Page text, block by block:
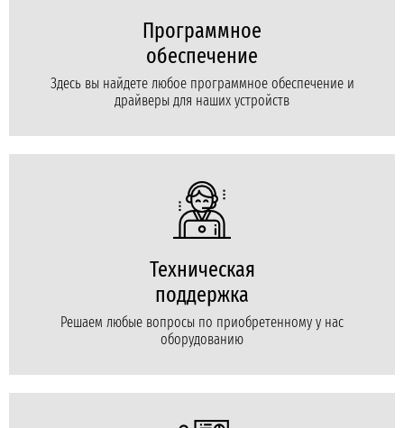
Программное
обеспечение
Здесь вы найдете любое программное обеспечение и
драйверы для наших устройств
Техническая
поддержка
Решаем любые вопросы по приобретенному у нас
оборудованию